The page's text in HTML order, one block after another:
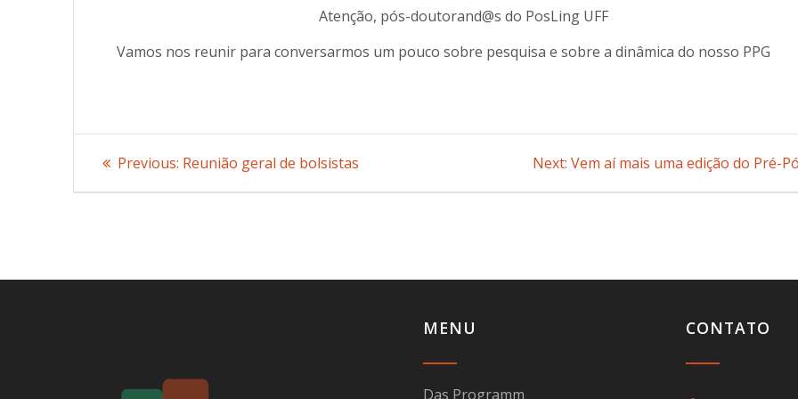
Atenção, pós-doutorand@s do PosLing UFF
Vamos nos reunir para conversarmos um pouco sobre pesquisa e sobre a dinâmica do nosso PPG
Post
navigation
Previous: Previous
Reunião geral de bolsistas Next: Next
Vem aí mais uma edição do Pré-
MENU
Das Programm
CONTATO